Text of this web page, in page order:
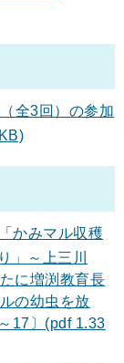
全3回）の参加
かみマル収穫
」～上三川
に増渕教育長
の幼虫を放
17〕(pdf 1.33